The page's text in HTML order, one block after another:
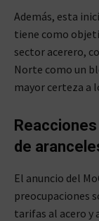
Además, esta
tiene como
sector acerero,
Norte como un
mayor certeza a
de
El anuncio del
preocupaciones
tarifas al acero y